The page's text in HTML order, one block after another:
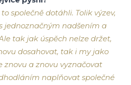
společně dotáhli. Tolik výzev,
jednoznačným nadšením a
tak jak úspěch nelze držet,
dosahovat, tak i my jako
znovu a znovu vyznačovat
naplňovat společné